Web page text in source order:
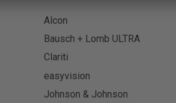
Alcon
Bausch + Lomb ULTRA
Clariti
easyvision
Johnson & Johnson